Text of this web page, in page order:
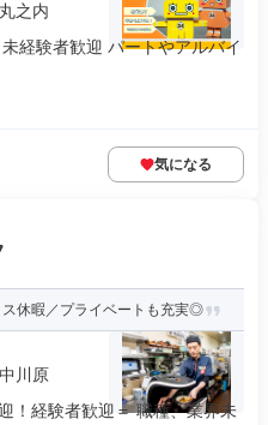
之内
経験者歓迎 パートやアルバイ
気になる
休暇／プライベートも充実◎
川原
！経験者歓迎＝ 職種、業界未